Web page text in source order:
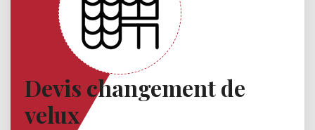
Devis changement de
velux